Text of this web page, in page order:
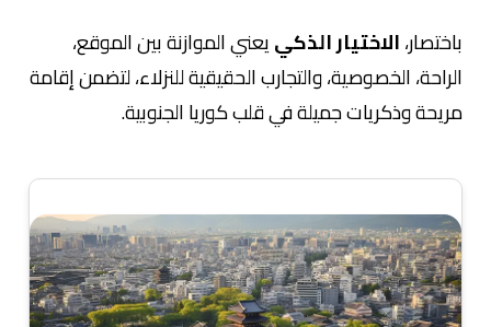
باختصار،الاختيار الذكييعني الموازنة بين الموقع،
الراحة، الخصوصية، والتجارب الحقيقية للنزلاء، لتضمن إقامة
مريحة وذكريات جميلة في قلب كوريا الجنوبية.